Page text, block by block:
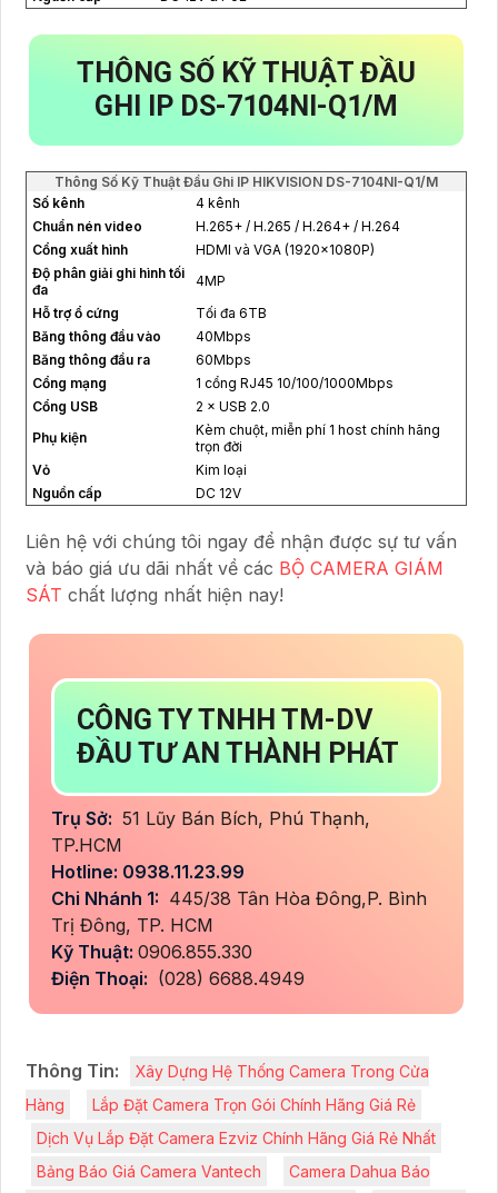
THÔNG SỐ KỸ THUẬT ĐẦU
GHI IP DS-7104NI-Q1/M
Thông Số Kỹ Thuật Đầu Ghi IP HIKVISION DS-7104NI-Q1/M
Số kênh
4 kênh
Chuẩn nén video
H.265+ / H.265 / H.264+ / H.264
Cổng xuất hình
HDMI và VGA (1920×1080P)
Độ phân giải ghi hình tối
đa
4MP
Hỗ trợ ổ cứng
Tối đa 6TB
Băng thông đầu vào
40Mbps
Băng thông đầu ra
60Mbps
Cổng mạng
1 cổng RJ45 10/100/1000Mbps
Cổng USB
2 × USB 2.0
Phụ kiện
Kèm chuột, miễn phí 1 host chính hãng
trọn đời
Vỏ
Kim loại
Nguồn cấp
DC 12V
Liên hệ với chúng tôi ngay để nhận được sự tư vấn
và báo giá ưu dãi nhất về các BỘ CAMERA GIÁM
SÁT chất lượng nhất hiện nay!
CÔNG TY TNHH TM-DV
ĐẦU TƯ AN THÀNH PHÁT
Trụ Sở: 51 Lũy Bán Bích, Phú Thạnh,
TP.HCM
Hotline: 0938.11.23.99
Chi Nhánh 1: 445/38 Tân Hòa Đông,P. Bình
Trị Đông, TP. HCM
Kỹ Thuật: 0906.855.330
Điện Thoại: (028) 6688.4949
Thông Tin:
Xây Dựng Hệ Thống Camera Trong Cửa
Hàng
Lắp Đặt Camera Trọn Gói Chính Hãng Giá Rẻ
Dịch Vụ Lắp Đặt Camera Ezviz Chính Hãng Giá Rẻ Nhất
Bảng Báo Giá Camera Vantech
Camera Dahua Báo